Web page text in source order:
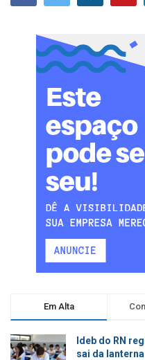
Em Alta
Ideb do RN
sai da lanterna